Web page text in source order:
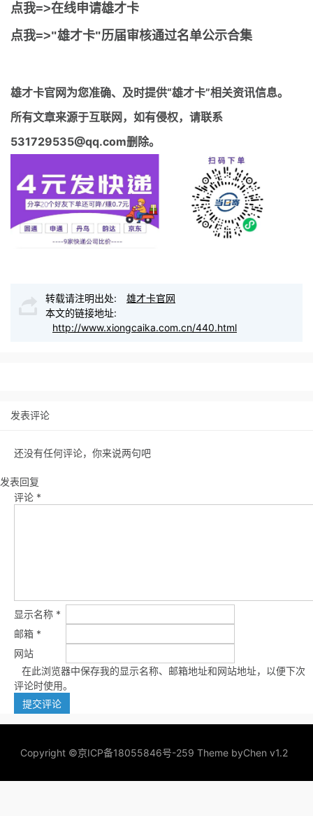
点我=>在线申请雄才卡
点我=>"雄才卡"历届审核通过名单公示合集
雄才卡官网为您准确、及时提供“雄才卡”相关资讯信息。
所有文章来源于互联网，如有侵权，请联系
531729535@qq.com删除。
转载请注明出处:
雄才卡官网
本文的链接地址:
http://www.xiongcaika.com.cn/440.html
发表评论
还没有任何评论，你来说两句吧
发表回复
评论 *
显示名称 *
邮箱 *
网站
在此浏览器中保存我的显示名称、邮箱地址和网站地址，以便下次
评论时使用。
Copyright ©京ICP备18055846号-259 Theme byChen v1.2